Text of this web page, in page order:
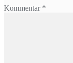
Kommentar *